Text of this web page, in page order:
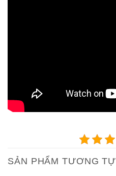
SẢN PHẨM TƯƠNG TỰ